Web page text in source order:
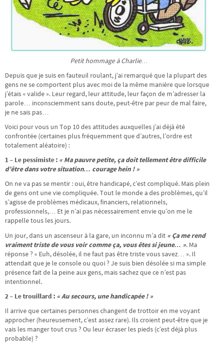
Petit hommage à Charlie…
Depuis que je suis en fauteuil roulant, j’ai remarqué que la plupart des
gens ne se comportent plus avec moi de la même manière que lorsque
j’étais « valide ». Leur regard, leur attitude, leur façon de m’adresser la
parole… inconsciemment sans doute, peut-être par peur de mal faire,
je ne sais pas…
Voici pour vous un Top 10 des attitudes auxquelles j’ai déjà été
confrontée (certaines plus fréquemment que d’autres, l’ordre est
totalement aléatoire) :
1 – Le pessimiste : « Ma pauvre petite, ça doit tellement être difficile
d’être dans votre situation… courage hein ! »
On ne va pas se mentir : oui, être handicapé, c’est compliqué. Mais plein
de gens ont une vie compliquée. Tout le monde a des problèmes, qu’il
s’agisse de problèmes médicaux, financiers, relationnels,
professionnels,… Et je n’ai pas nécessairement envie qu’on me le
rappelle tous les jours.
Un jour, dans un ascenseur à la gare, un inconnu m’a dit « Ça me rend
vraiment triste de vous voir comme ça, vous êtes si jeune… ». Ma
réponse ? « Euh, désolée, il ne faut pas être triste vous savez… ». Il
attendait que je le console ou quoi ? Je suis bien désolée si ma simple
présence fait de la peine aux gens, mais sachez que ce n’est pas
intentionnel.
2 – Le trouillard : « Au secours, une handicapée ! »
Il arrive que certaines personnes changent de trottoir en me voyant
approcher (heureusement, c’est assez rare). Ils croient peut-être que je
vais les manger tout crus ? Ou leur écraser les pieds (c’est déjà plus
probable) ?